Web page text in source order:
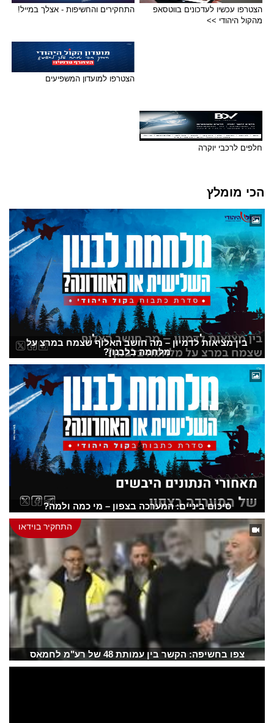
הצטרפו עכשיו לעדכונים בווטסאפ
מהקול היהודי >>
התחקירים והחשיפות - אצלך במייל!
הצטרפו למועדון המשפיעים
חלפים לרכבי יוקרה
הכי מומלץ
בין מציאות לדמיון – מה חושב האלוף שצמח במרצ על
מלחמה בלבנון?
סיכום ביניים: המערכה בצפון – מי כמה ולמה?
התחקיר בוידאו
צפו בחשיפה: הקשר בין עמותת 48 של רע"מ לחמאס